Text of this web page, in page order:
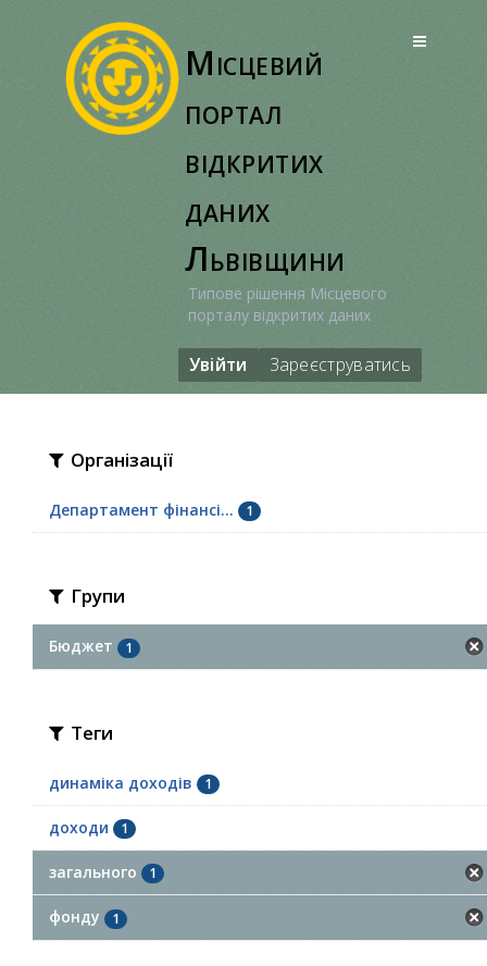
Місцевий
портал
відкритих
даних
Львівщини
Типове рішення Місцевого
порталу відкритих даних
Увійти Зареєструватись
Організації
Департамент фінансі... 1
Групи
Бюджет 1
Теги
динаміка доходів 1
доходи 1
загального 1
фонду 1